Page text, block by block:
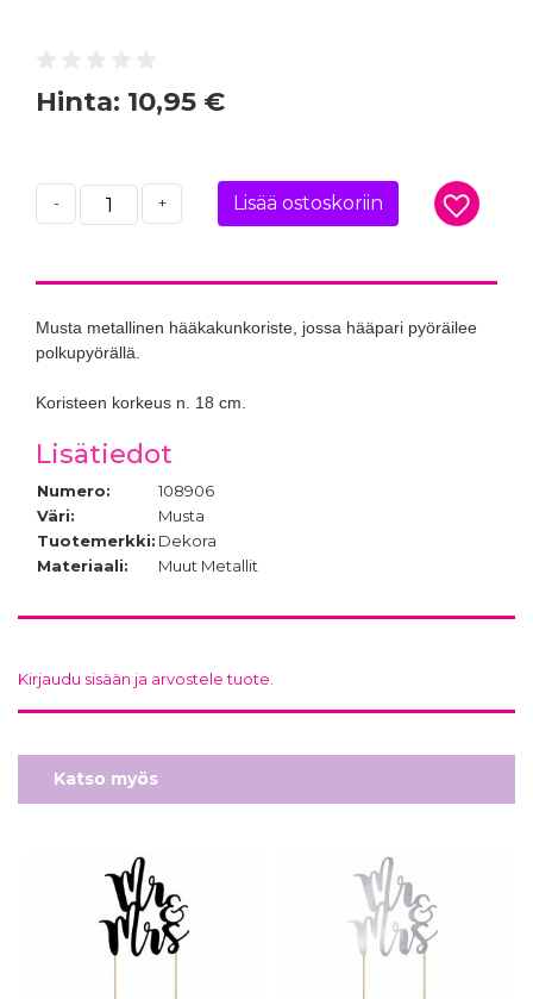
Hinta: 10,95 €
- + Lisää ostoskoriin
Musta metallinen hääkakunkoriste, jossa hääpari pyöräilee
polkupyörällä.
Koristeen korkeus n. 18 cm.
Lisätiedot
Numero:
108906
Väri:
Musta
Tuotemerkki: Dekora
Materiaali:
Muut Metallit
Kirjaudu sisään ja arvostele tuote.
Katso myös